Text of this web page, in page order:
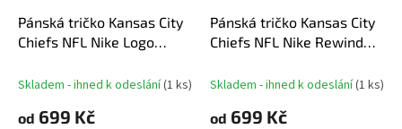
Pánská tričko Kansas City
Chiefs NFL Nike Logo
Skladem - ihned k odeslání(1 ks)
od 699 Kč
Pánská tričko Kansas City
Chiefs NFL Nike Rewind
Essential Cotton Tee
Skladem - ihned k odeslání(1 ks)
od 699 Kč